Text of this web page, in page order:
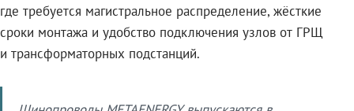
где требуется магистральное распределение, жёсткие
сроки монтажа и удобство подключения узлов от ГРЩ
и трансформаторных подстанций.